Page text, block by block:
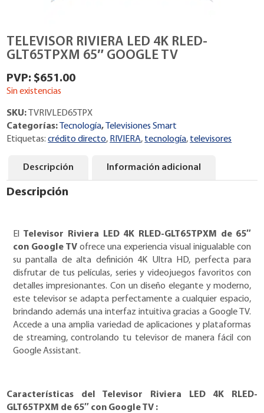
TELEVISOR RIVIERA LED 4K RLED-
GLT65TPXM 65″ GOOGLE TV
$651.00
Sin existencias
SKU:
TVRIVLED65TPX
Categorías:
Tecnología,
Televisiones Smart
Etiquetas:crédito directo, RIVIERA, tecnología, televisores
Descripción Información adicional
Descripción
El Televisor Riviera LED 4K RLED-GLT65TPXM de 65″
con Google TVofrece una experiencia visual inigualable con
su pantalla de alta definición 4K Ultra HD, perfecta para
disfrutar de tus películas, series y videojuegos favoritos con
detalles impresionantes. Con un diseño elegante y moderno,
este televisor se adapta perfectamente a cualquier espacio,
brindando además una interfaz intuitiva gracias a Google TV.
Accede a una amplia variedad de aplicaciones y plataformas
de streaming, controlando tu televisor de manera fácil con
Google Assistant.
Características del Televisor Riviera LED 4K RLED-
GLT65TPXM de 65″ con Google TV :